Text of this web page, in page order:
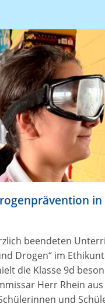
in
beendeten
Drogen“ im
die Klasse 9d
Herr Rhein
und